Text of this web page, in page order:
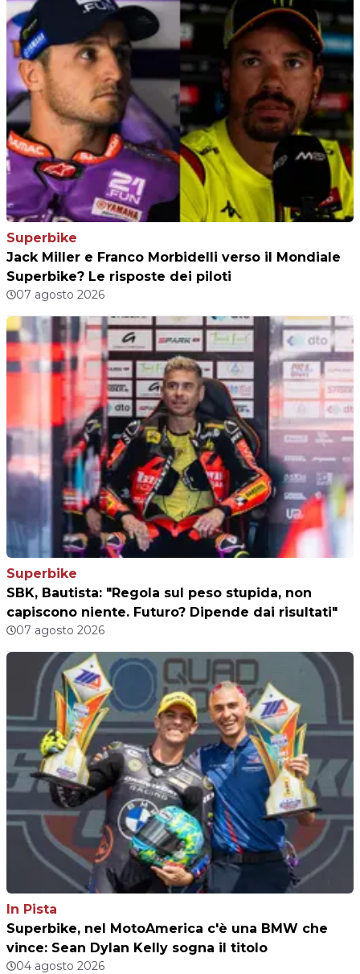
Superbike
Jack Miller e Franco Morbidelli verso il Mondiale
Superbike? Le risposte dei piloti
07 agosto 2026
Superbike
SBK, Bautista: "Regola sul peso stupida, non
capiscono niente. Futuro? Dipende dai risultati"
07 agosto 2026
In Pista
Superbike, nel MotoAmerica c'è una BMW che
vince: Sean Dylan Kelly sogna il titolo
04 agosto 2026